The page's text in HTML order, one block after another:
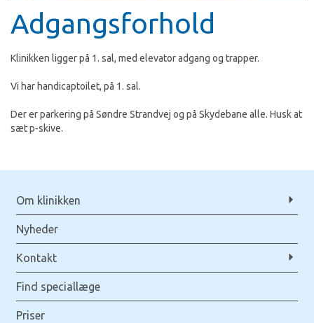
Om klinikken
Nyheder
Kontakt
Find speciallæge
Priser
Adgangsforhold
Klinikken ligger på 1. sal, med elevator adgang og trapper.
Vi har handicaptoilet, på 1. sal.
Der er parkering på Søndre Strandvej og på Skydebane alle. Husk at
sæt p-skive.